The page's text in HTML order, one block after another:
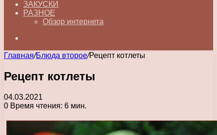
ЗАКУСКИ
РАЗНОЕ
Обзор интернета
Главная/Блюда второе/Рецепт котлеты
Рецепт котлеты
04.03.2021
0 Время чтения: 6 мин.